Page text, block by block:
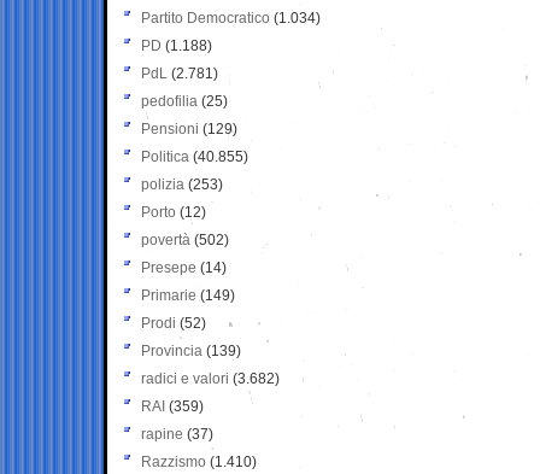
Partito Democratico (1.034)
PD (1.188)
PdL (2.781)
pedofilia (25)
Pensioni (129)
Politica (40.855)
polizia (253)
Porto (12)
povertà (502)
Presepe (14)
Primarie (149)
Prodi (52)
Provincia (139)
radici e valori (3.682)
RAI (359)
rapine (37)
Razzismo (1.410)